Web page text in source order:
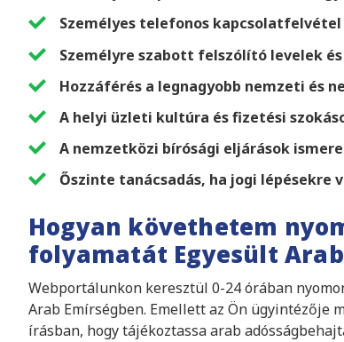
Személyes telefonos kapcsolatfelvétel
Személyre szabott felszólító levelek
Hozzáférés a legnagyobb nemzeti és
A helyi üzleti kultúra és fizetési
A nemzetközi bírósági eljárások
Őszinte tanácsadás, ha jogi lépésekre
Hogyan követhetem
folyamatát Egyesült
Webportálunkon keresztül 0-24 órában
Arab Emírségben. Emellett az Ön ügyintézője
írásban, hogy tájékoztassa arab